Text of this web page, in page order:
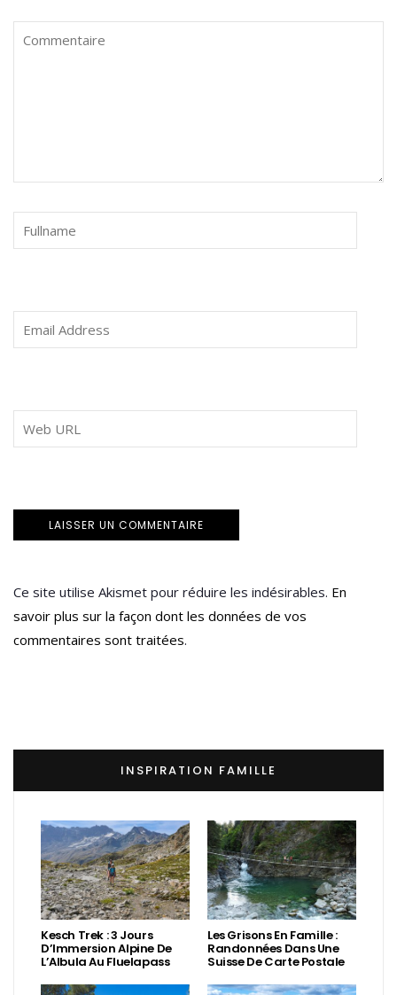
Ce site utilise Akismet pour réduire les indésirables. En
savoir plus sur la façon dont les données de vos
commentaires sont traitées.
INSPIRATION FAMILLE
Kesch Trek : 3 Jours
D’Immersion Alpine De
L’Albula Au Fluelapass
Les Grisons En Famille :
Randonnées Dans Une
Suisse De Carte Postale